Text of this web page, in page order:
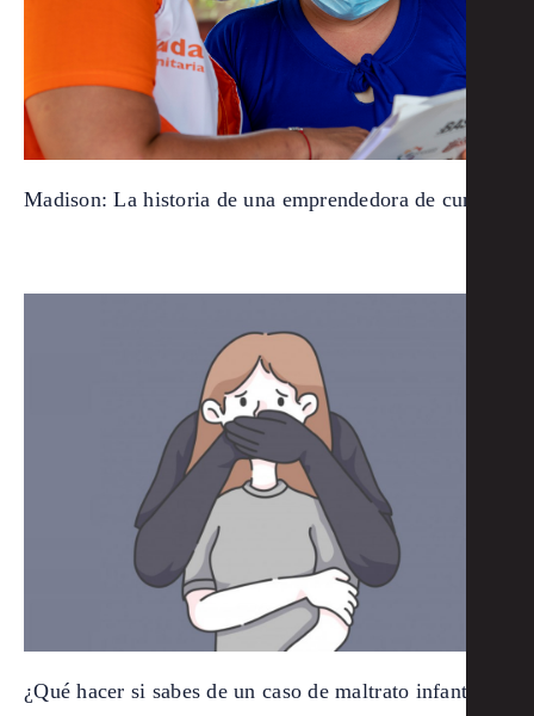
Madison: La historia de una emprendedora de cuna
¿Qué hacer si sabes de un caso de maltrato infantil?